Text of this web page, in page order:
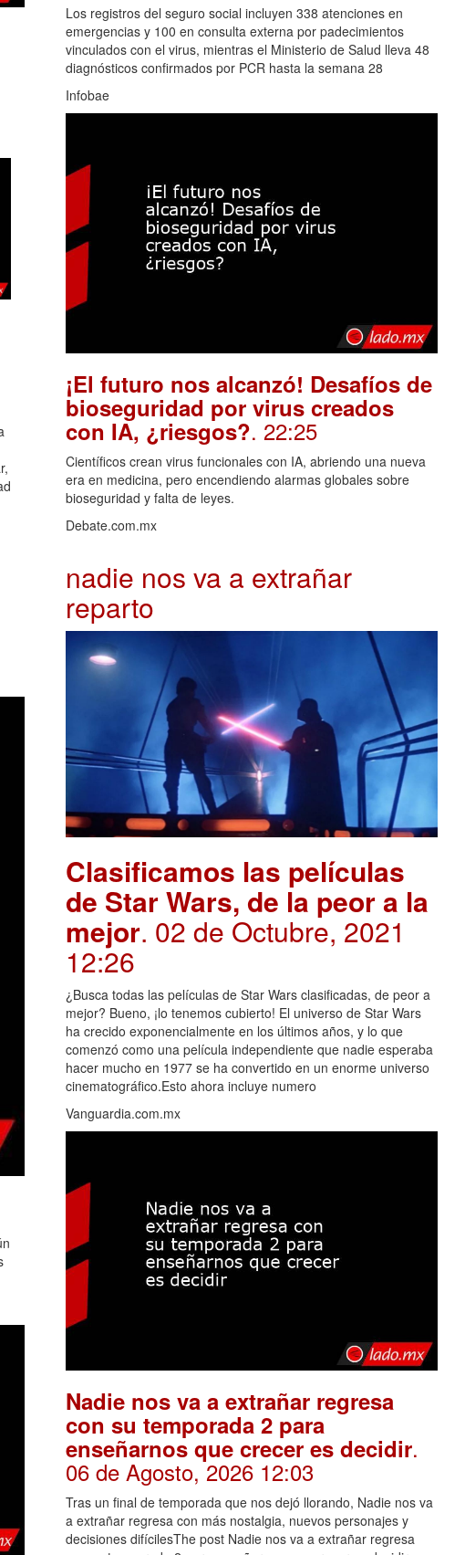
Los registros del seguro social incluyen 338 atenciones en
emergencias y 100 en consulta externa por padecimientos
vinculados con el virus, mientras el Ministerio de Salud lleva 48
diagnósticos confirmados por PCR hasta la semana 28
Infobae
¡El futuro nos alcanzó! Desafíos de
bioseguridad por virus creados
con IA, ¿riesgos?. 22:25
Científicos crean virus funcionales con IA, abriendo una nueva
era en medicina, pero encendiendo alarmas globales sobre
bioseguridad y falta de leyes.
Debate.com.mx
nadie nos va a extrañar
reparto
Clasificamos las películas
de Star Wars, de la peor a la
mejor. 02 de Octubre, 2021
12:26
¿Busca todas las películas de Star Wars clasificadas, de peor a
mejor? Bueno, ¡lo tenemos cubierto! El universo de Star Wars
ha crecido exponencialmente en los últimos años, y lo que
comenzó como una película independiente que nadie esperaba
hacer mucho en 1977 se ha convertido en un enorme universo
cinematográfico.Esto ahora incluye numero
Vanguardia.com.mx
Nadie nos va a extrañar regresa
con su temporada 2 para
enseñarnos que crecer es decidir.
06 de Agosto, 2026 12:03
Tras un final de temporada que nos dejó llorando, Nadie nos va
a extrañar regresa con más nostalgia, nuevos personajes y
decisiones difícilesThe post Nadie nos va a extrañar regresa